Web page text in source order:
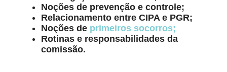
Noções de prevenção e controle;
Relacionamento entre CIPA e PGR;
Noções de primeiros socorros;
Rotinas e responsabilidades da
comissão.